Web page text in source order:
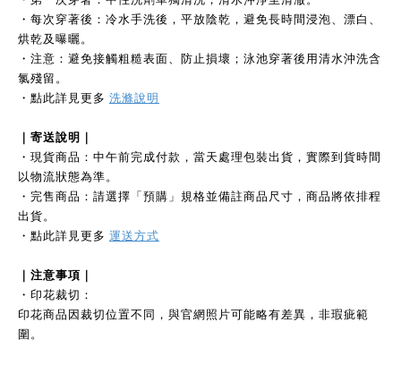
・每次穿著後：冷水手洗後，平放陰乾，避免長時間浸泡、漂白、
烘乾及曝曬。
・注意：避免接觸粗糙表面、防止損壞；泳池穿著後用清水沖洗含
氯殘留。
・點此詳見更多 洗滌說明
｜寄送說明｜
・現貨商品：中午前完成付款，當天處理包裝出貨，實際到貨時間
以物流狀態為準。
・完售商品：請選擇「預購」規格並備註商品尺寸，商品將依排程
出貨。
・點此詳見更多 運送方式
｜注意事項｜
・印花裁切：
印花商品因裁切位置不同，與官網照片可能略有差異，非瑕疵範
圍。